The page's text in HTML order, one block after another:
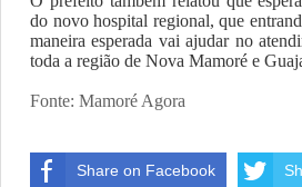
do novo hospital regional, que
maneira esperada vai ajudar no
toda a região de Nova Mamoré e
Fonte: Mamoré Agora
Share on Facebook